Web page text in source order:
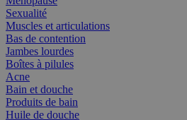
Sexualité
Muscles et articulations
Bas de contention
Jambes lourdes
Boîtes à pilules
Acne
Bain et douche
Produits de bain
Huile de douche